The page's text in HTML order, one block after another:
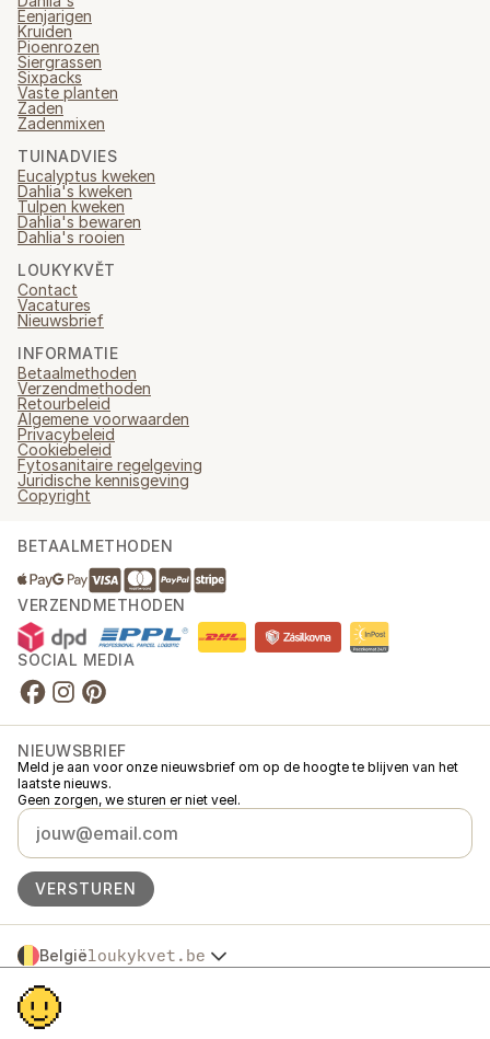
Eenjarigen
Kruiden
Pioenrozen
Siergrassen
Sixpacks
Vaste planten
Zaden
Zadenmixen
TUINADVIES
Eucalyptus kweken
Dahlia's kweken
Tulpen kweken
Dahlia's bewaren
Dahlia's rooien
LOUKYKVĚT
Contact
Vacatures
Nieuwsbrief
INFORMATIE
Betaalmethoden
Verzendmethoden
Retourbeleid
Algemene voorwaarden
Privacybeleid
Cookiebeleid
Fytosanitaire regelgeving
Juridische kennisgeving
Copyright
BETAALMETHODEN
VERZENDMETHODEN
SOCIAL MEDIA
NIEUWSBRIEF
Meld je aan voor onze nieuwsbrief om op de hoogte te blijven van het
laatste nieuws.
Geen zorgen, we sturen er niet veel.
VERSTUREN
Belgiëloukykvet.be
Slovensko
Polska
© 2016 →
Loukykvět s.r.o. staat ingeschreven in het handelsregister van de